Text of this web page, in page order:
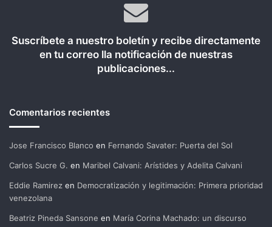
Suscríbete a nuestro boletín y recibe directamente
en tu correo lla notificación de nuestras
publicaciones...
Comentarios recientes
Jose Francisco Blanco en Fernando Savater: Puerta del Sol
Carlos Sucre G. en Maribel Calvani: Arístides y Adelita Calvani
Eddie Ramirez en Democratización y legitimación: Primera prioridad
venezolana
Beatriz Pineda Sansone en María Corina Machado: un discurso